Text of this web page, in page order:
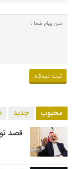
محبوب جدید
قصد